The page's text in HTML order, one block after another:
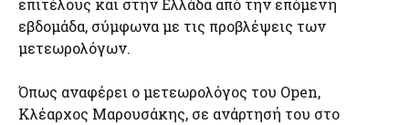
επιτέλους και στην Ελλάδα από την επόμενη
εβδομάδα, σύμφωνα με τις προβλέψεις των
μετεωρολόγων.
Όπως αναφέρει ο μετεωρολόγος του Open,
Κλέαρχος Μαρουσάκης, σε ανάρτησή του στο